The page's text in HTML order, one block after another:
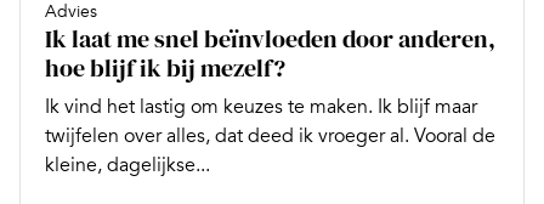
Advies
Ik laat me snel beïnvloeden door anderen,
hoe blijf ik bij mezelf?
Ik vind het lastig om keuzes te maken. Ik blijf maar
twijfelen over alles, dat deed ik vroeger al. Vooral de
kleine, dagelijkse...